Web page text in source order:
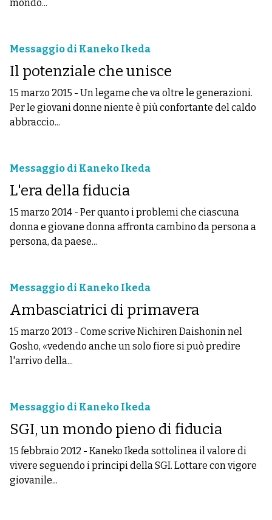
mondo...
Messaggio di Kaneko Ikeda
Il potenziale che unisce
15 marzo 2015 - Un legame che va oltre le generazioni.
Per le giovani donne niente è più confortante del caldo
abbraccio...
Messaggio di Kaneko Ikeda
L'era della fiducia
15 marzo 2014 - Per quanto i problemi che ciascuna
donna e giovane donna affronta cambino da persona a
persona, da paese...
Messaggio di Kaneko Ikeda
Ambasciatrici di primavera
15 marzo 2013 - Come scrive Nichiren Daishonin nel
Gosho, «vedendo anche un solo fiore si può predire
l'arrivo della...
Messaggio di Kaneko Ikeda
SGI, un mondo pieno di fiducia
15 febbraio 2012 - Kaneko Ikeda sottolinea il valore di
vivere seguendo i principi della SGI. Lottare con vigore
giovanile...